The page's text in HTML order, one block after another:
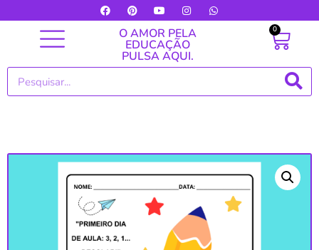
O AMOR PELA
EDUCAÇÃO
PULSA AQUI.
0